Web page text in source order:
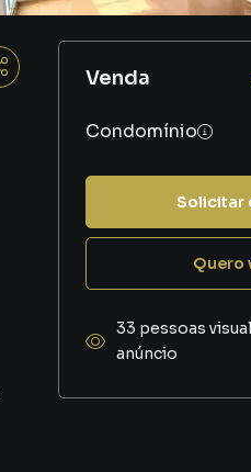
Venda
Condomínio
Solicitar
Quero
33 pessoas
anúncio